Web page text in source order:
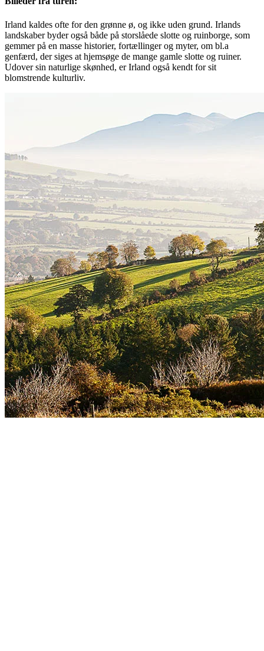
Irland kaldes ofte for den grønne ø, og ikke uden grund. Irlands
landskaber byder også både på storslåede slotte og ruinborge, som
gemmer på en masse historier, fortællinger og myter, om bl.a
genfærd, der siges at hjemsøge de mange gamle slotte og ruiner.
Udover sin naturlige skønhed, er Irland også kendt for sit
blomstrende kulturliv.